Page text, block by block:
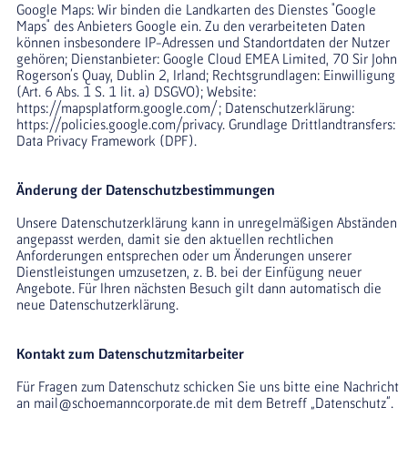
Google Maps: Wir binden die Landkarten des Dienstes "Google
Maps" des Anbieters Google ein. Zu den verarbeiteten Daten
können insbesondere IP-Adressen und Standortdaten der Nutzer
gehören; Dienstanbieter: Google Cloud EMEA Limited, 70 Sir John
Rogerson’s Quay, Dublin 2, Irland; Rechtsgrundlagen: Einwilligung
https://mapsplatform.google.com/
https://policies.google.com/privacy. Grundlage Drittlandtransfers:
Data Privacy Framework (DPF).
Änderung der Datenschutzbestimmungen
Unsere Datenschutzerklärung kann in unregelmäßigen Abständen
angepasst werden, damit sie den aktuellen rechtlichen
Anforderungen entsprechen oder um Änderungen unserer
Dienstleistungen umzusetzen, z. B. bei der Einfügung neuer
Angebote. Für Ihren nächsten Besuch gilt dann automatisch die
neue Datenschutzerklärung.
Kontakt zum Datenschutzmitarbeiter
Für Fragen zum Datenschutz schicken Sie uns bitte eine Nachricht
an mail@schoemanncorporate.de mit dem Betreff „Datenschutz“.